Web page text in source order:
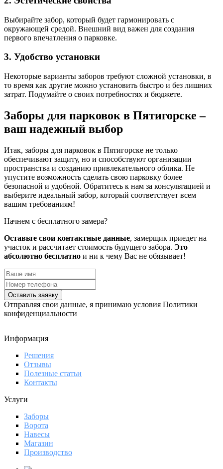
Выбирайте забор, который будет гармонировать с
окружающей средой. Внешний вид важен для создания
первого впечатления о парковке.
3. Удобство установки
Некоторые варианты заборов требуют сложной установки, в
то время как другие можно установить быстро и без лишних
затрат. Подумайте о своих потребностях и бюджете.
Заборы для парковок в Пятигорске –
ваш надежный выбор
Итак, заборы для парковок в Пятигорске не только
обеспечивают защиту, но и способствуют организации
пространства и созданию привлекательного облика. Не
упустите возможность сделать свою парковку более
безопасной и удобной. Обратитесь к нам за консультацией и
выберите идеальный забор, который соответствует всем
вашим требованиям!
Начнем с бесплатного замера?
Оставьте свои контактные данные, замерщик приедет на
участок и рассчитает стоимость будущего забора. Это
абсолютно бесплатно и ни к чему Вас не обязывает!
Оставить заявку
Отправляя свои данные, я принимаю условия Политики
конфиденциальности
Информация
Решения
Отзывы
Полезные статьи
Контакты
Услуги
Заборы
Ворота
Навесы
Магазин
Производство